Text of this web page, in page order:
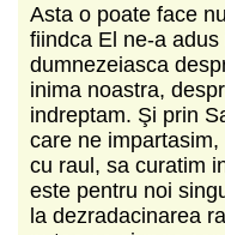
Asta o poate face
fiindca El ne-a
dumnezeiasca
inima noastra,
indreptam. Şi prin
care ne
cu raul, sa curatim
este pentru noi
la dezradacinarea